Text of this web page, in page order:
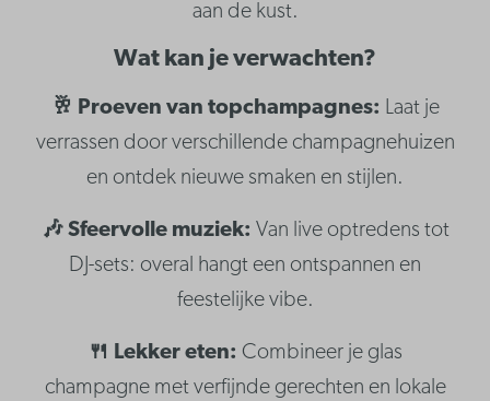
aan de kust.
Wat kan je verwachten?
🥂 Proeven van topchampagnes: Laat je
verrassen door verschillende champagnehuizen
en ontdek nieuwe smaken en stijlen.
🎶 Sfeervolle muziek: Van live optredens tot
DJ-sets: overal hangt een ontspannen en
feestelijke vibe.
🍴 Lekker eten: Combineer je glas
champagne met verfijnde gerechten en lokale